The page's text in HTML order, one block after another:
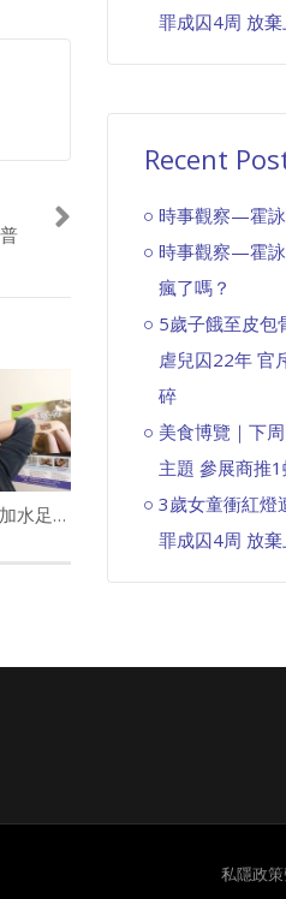
杉釦富遠紅外線免加水足浴桶大優惠
罪成囚4周 放
Recent
時事觀察—霍詠
時事觀察—霍
瘋了嗎？
5歲子餓至皮包
虐兒囚22年 官
碎
美食博覽｜下
主題 參展商推
3歲女童衝紅燈
罪成囚4周 放
私隱政